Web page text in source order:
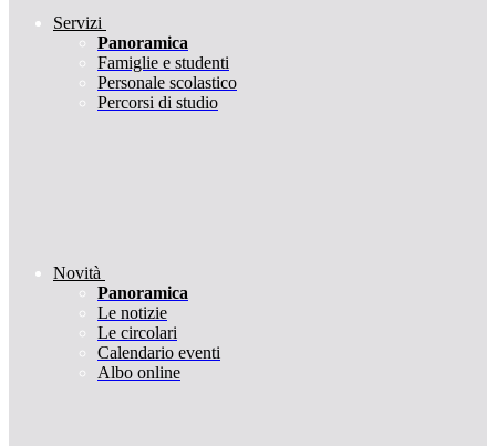
Servizi
Panoramica
Famiglie e studenti
Personale scolastico
Percorsi di studio
Novità
Panoramica
Le notizie
Le circolari
Calendario eventi
Albo online